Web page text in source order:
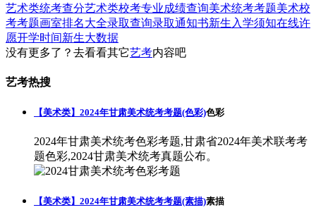
艺术类统考查分艺术类校考专业成绩查询美术统考考题美术校
考考题画室排名大全录取查询录取通知书新生入学须知在线许
愿开学时间新生大数据
没有更多了？去看看其它艺考内容吧
艺考热搜
【美术类】2024年甘肃美术统考考题(色彩)色彩
2024年甘肃美术统考色彩考题,甘肃省2024年美术联考考
题色彩,2024甘肃美术统考真题公布。
【美术类】2024年甘肃美术统考考题(素描)素描